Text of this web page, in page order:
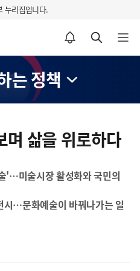
누리집입니다.
알림설정 바로가기 검색 바로가기 메뉴 열기
는 정책
며 삶을 위로하다
'…미술시장 활성화와 국민의
시…문화예술이 바꿔나가는 일